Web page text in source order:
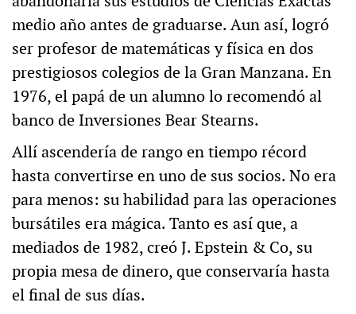
medio año antes de graduarse. Aun así, logró
ser profesor de matemáticas y física en dos
prestigiosos colegios de la Gran Manzana. En
1976, el papá de un alumno lo recomendó al
banco de Inversiones Bear Stearns.
Allí ascendería de rango en tiempo récord
hasta convertirse en uno de sus socios. No era
para menos: su habilidad para las operaciones
bursátiles era mágica. Tanto es así que, a
mediados de 1982, creó J. Epstein & Co, su
propia mesa de dinero, que conservaría hasta
el final de sus días.